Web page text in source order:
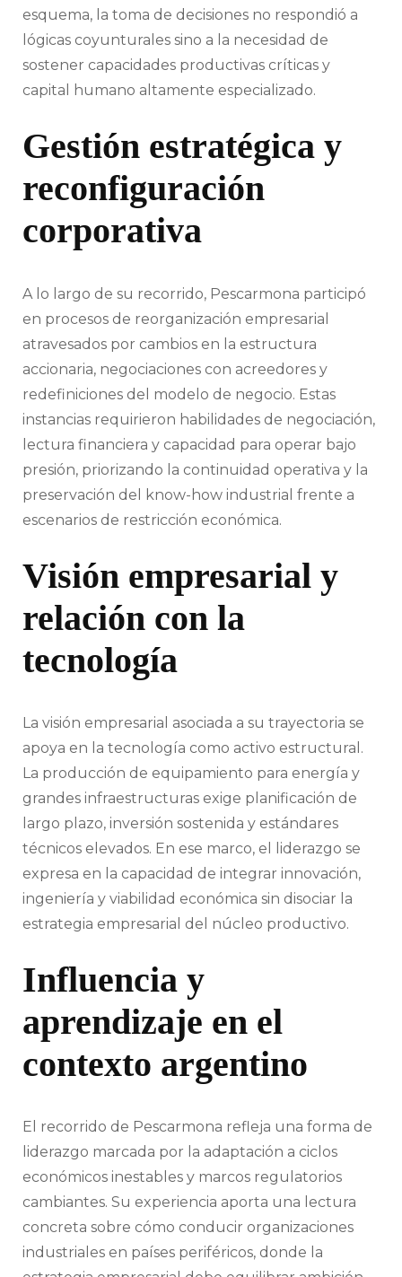
esquema, la toma de decisiones no respondió a
lógicas coyunturales sino a la necesidad de
sostener capacidades productivas críticas y
capital humano altamente especializado.
Gestión estratégica y
reconfiguración
corporativa
A lo largo de su recorrido, Pescarmona participó
en procesos de reorganización empresarial
atravesados por cambios en la estructura
accionaria, negociaciones con acreedores y
redefiniciones del modelo de negocio. Estas
instancias requirieron habilidades de negociación,
lectura financiera y capacidad para operar bajo
presión, priorizando la continuidad operativa y la
preservación del know-how industrial frente a
escenarios de restricción económica.
Visión empresarial y
relación con la
tecnología
La visión empresarial asociada a su trayectoria se
apoya en la tecnología como activo estructural.
La producción de equipamiento para energía y
grandes infraestructuras exige planificación de
largo plazo, inversión sostenida y estándares
técnicos elevados. En ese marco, el liderazgo se
expresa en la capacidad de integrar innovación,
ingeniería y viabilidad económica sin disociar la
estrategia empresarial del núcleo productivo.
Influencia y
aprendizaje en el
contexto argentino
El recorrido de Pescarmona refleja una forma de
liderazgo marcada por la adaptación a ciclos
económicos inestables y marcos regulatorios
cambiantes. Su experiencia aporta una lectura
concreta sobre cómo conducir organizaciones
industriales en países periféricos, donde la